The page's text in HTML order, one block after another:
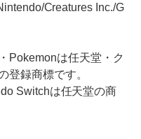
Creatures Inc./G
Pokemonは任天堂・ク
登録商標です。
Switchは任天堂の商